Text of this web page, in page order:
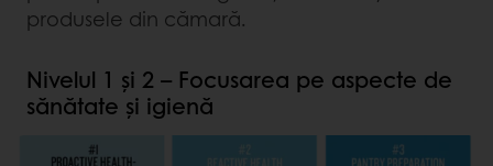
produsele din cămară.
Nivelul 1 și 2 – Focusarea pe aspecte de
sănătate și igienă